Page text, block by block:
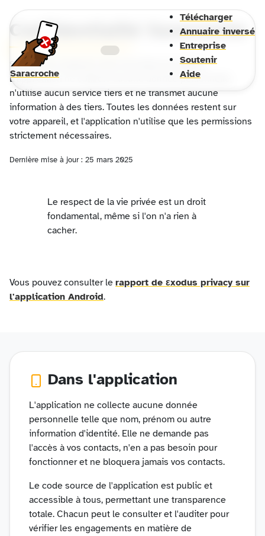
Saracroche
Télécharger
Annuaire inversé
Entreprise
Soutenir
Aide
Confidentialité Saracroche
Saracroche respecte votre vie privée par défaut.
L'application ne collecte aucune donnée personnelle,
n'utilise aucun service tiers et ne transmet aucune
information à des tiers. Toutes les données restent sur
votre appareil, et l'application n'utilise que les permissions
strictement nécessaires.
Dernière mise à jour : 25 mars 2025
Le respect de la vie privée est un droit
fondamental, même si l'on n'a rien à
cacher.
Vous pouvez consulter le rapport de εxodus privacy sur
l'application Android.
Dans l'application
L'application ne collecte aucune donnée
personnelle telle que nom, prénom ou autre
information d'identité. Elle ne demande pas
l'accès à vos contacts, n'en a pas besoin pour
fonctionner et ne bloquera jamais vos contacts.
Le code source de l'application est public et
accessible à tous, permettant une transparence
totale. Chacun peut le consulter et l'auditer pour
vérifier les engagements en matière de